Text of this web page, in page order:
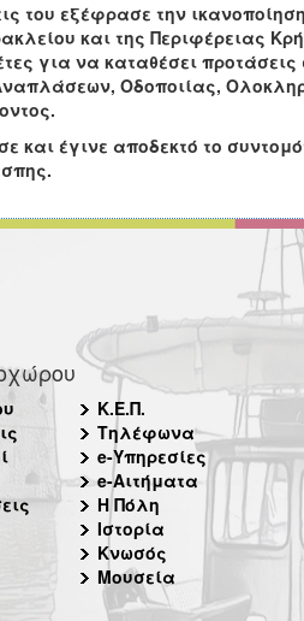
του εξέφρασε την
και της Περιφέρειας
για να καταθέσει
Οδοποιίας,
και έγινε αποδεκτό το
Κ.Ε.Π.
Τηλέφωνα
e-Υπηρεσίες
e-Αιτήματα
Η Πόλη
Ιστορία
Κνωσός
Μουσεία